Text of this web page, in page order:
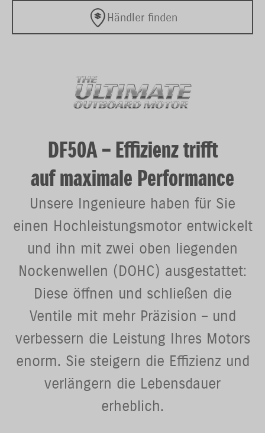
Händler finden
DF50A – Effizienz trifft
auf maximale Performance
Unsere Ingenieure haben für Sie
einen Hochleistungsmotor entwickelt
und ihn mit zwei oben liegenden
Nockenwellen (DOHC) ausgestattet:
Diese öffnen und schließen die
Ventile mit mehr Präzision – und
verbessern die Leistung Ihres Motors
enorm. Sie steigern die Effizienz und
verlängern die Lebensdauer
erheblich.